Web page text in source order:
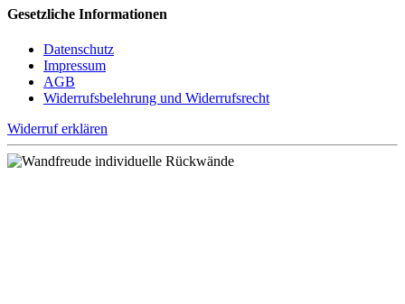
Gesetzliche Informationen
Datenschutz
Impressum
AGB
Widerrufsbelehrung und Widerrufsrecht
Widerruf erklären